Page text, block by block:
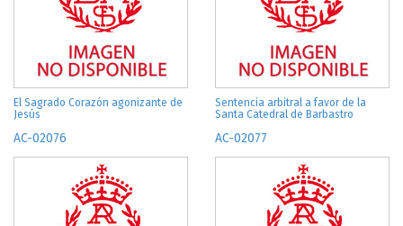
El Sagrado Corazón agonizante de
Jesús
Sentencia arbitral a favor de la
Santa Catedral de Barbastro
AC-02076 AC-02077